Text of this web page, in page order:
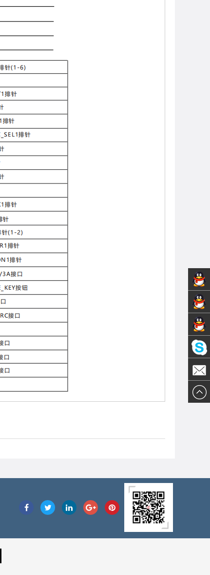
销售1-
黄先生
技术支
持-张
销售2-
陈先生
Olivia
邮件发